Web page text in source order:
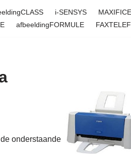
i-SENSYS
afbeeldingFORMULE
onderstaande